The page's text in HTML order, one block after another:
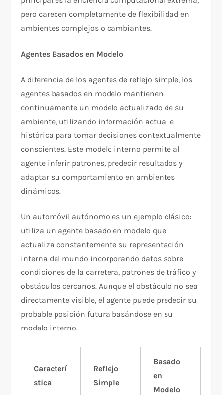
pero carecen completamente de flexibilidad en
ambientes complejos o cambiantes.
Agentes Basados en Modelo
A diferencia de los agentes de reflejo simple, los
agentes basados en modelo mantienen
continuamente un modelo actualizado de su
ambiente, utilizando información actual e
histórica para tomar decisiones contextualmente
conscientes. Este modelo interno permite al
agente inferir patrones, predecir resultados y
adaptar su comportamiento en ambientes
dinámicos.​
Un automóvil autónomo es un ejemplo clásico:
utiliza un agente basado en modelo que
actualiza constantemente su representación
interna del mundo incorporando datos sobre
condiciones de la carretera, patrones de tráfico y
obstáculos cercanos. Aunque el obstáculo no sea
directamente visible, el agente puede predecir su
probable posición futura basándose en su
modelo interno.​
Caracterí
stica
Reflejo
Simple
Basado
en
Modelo